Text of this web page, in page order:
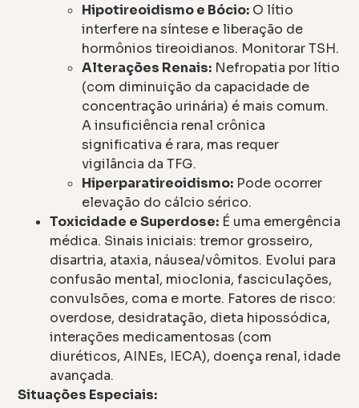
Hipotireoidismo e Bócio: O lítio
interfere na síntese e liberação de
hormônios tireoidianos. Monitorar TSH.
Alterações Renais: Nefropatia por lítio
(com diminuição da capacidade de
concentração urinária) é mais comum.
A insuficiência renal crônica
significativa é rara, mas requer
vigilância da TFG.
Hiperparatireoidismo: Pode ocorrer
elevação do cálcio sérico.
Toxicidade e Superdose: É uma emergência
médica. Sinais iniciais: tremor grosseiro,
disartria, ataxia, náusea/vômitos. Evolui para
confusão mental, mioclonia, fasciculações,
convulsões, coma e morte. Fatores de risco:
overdose, desidratação, dieta hipossódica,
interações medicamentosas (com
diuréticos, AINEs, IECA), doença renal, idade
avançada.
Situações Especiais: